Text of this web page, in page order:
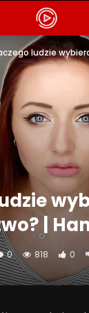
ludzie
|
0 818 0